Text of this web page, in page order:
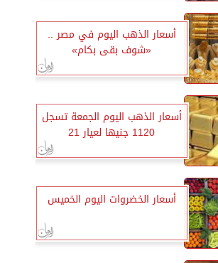
أسعار الذهب اليوم في مصر ..
«شوف بقى بكام»
أسعار الذهب اليوم الجمعة تسجل
1120 جنيها لعيار 21
أسعار الخضروات اليوم الخميس